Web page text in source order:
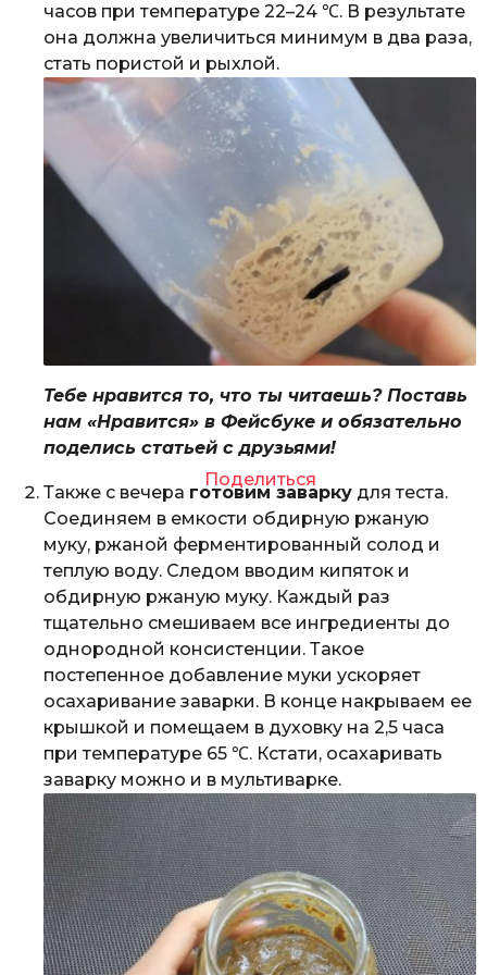
часов при температуре 22–24 ℃. В результате
она должна увеличиться минимум в два раза,
стать пористой и рыхлой.
Тебе нравится то, что ты читаешь? Поставь
нам «Нравится» в Фейсбуке и обязательно
поделись статьей с друзьями!
Поделиться
Также с вечера готовим заварку для теста.
Соединяем в емкости обдирную ржаную
муку, ржаной ферментированный солод и
теплую воду. Следом вводим кипяток и
обдирную ржаную муку. Каждый раз
тщательно смешиваем все ингредиенты до
однородной консистенции. Такое
постепенное добавление муки ускоряет
осахаривание заварки. В конце накрываем ее
крышкой и помещаем в духовку на 2,5 часа
при температуре 65 ℃. Кстати, осахаривать
заварку можно и в мультиварке.